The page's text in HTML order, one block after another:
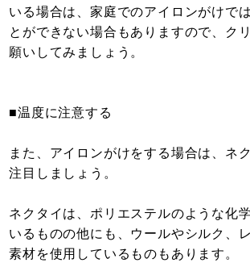
いる場合は、家庭でのアイロンがけで
とができない場合もありますので、ク
願いしてみましょう。
■温度に注意する
また、アイロンがけをする場合は、ネ
注目しましょう。
ネクタイは、ポリエステルのような化
いるものの他にも、ウールやシルク、
素材を使用しているものもあります。